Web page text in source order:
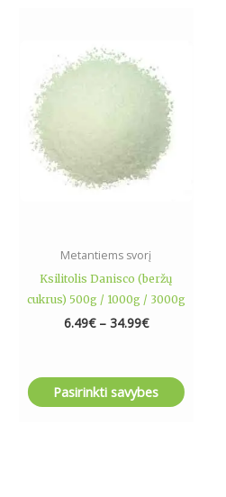
Metantiems svorį
Ksilitolis Danisco (beržų
cukrus) 500g / 1000g / 3000g
6.49€ – 34.99€
34.99€
Pasirinkti savybes
has
multiple
may
be
product
page